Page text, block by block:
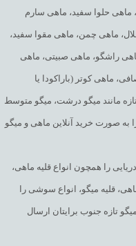
ماهی حلوا سفید، ماهی سارم
ماهی چمن، ماهی مقوا سفید،
راشگو، ماهی صبیتی، ماهی
ماهی کوتر (باراکودا یا
مانند میگو درشت، میگو متوسط
به صورت خرید آنلاین ماهی و میگو
را همچون انواع قلیه ماهی،
قلیه میگو، انواع سوشی را
تازه جنوب برایتان ارسال